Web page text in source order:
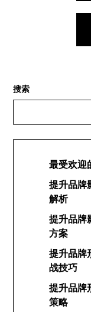
搜索
最受欢迎
提升品牌
解析
提升品牌
方案
提升品牌
战技巧
提升品牌
策略